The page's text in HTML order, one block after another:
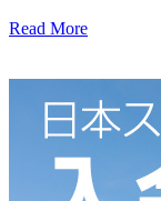
Read More